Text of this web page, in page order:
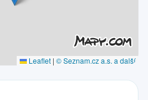
Leaflet | © Seznam.cz a.s. a další